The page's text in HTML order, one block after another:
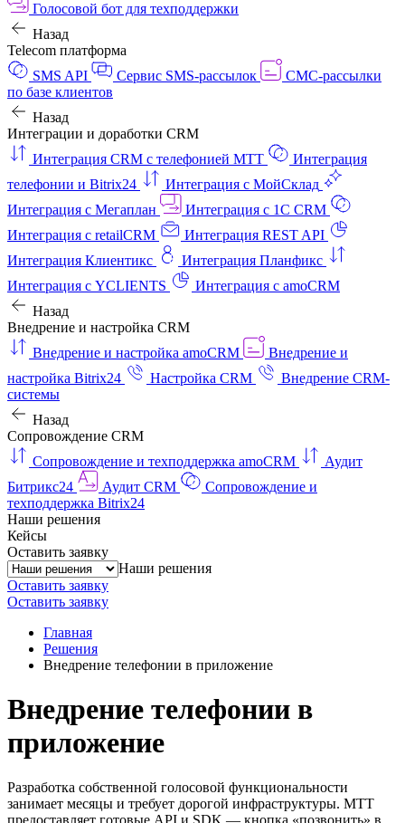
Голосовой бот для техподдержки
Назад
Telecom платформа
SMS API
Сервис SMS-рассылок
СМС-рассылки
по базе клиентов
Назад
Интеграции и доработки CRM
Интеграция CRM с телефонией МТТ
Интеграция
телефонии и Bitrix24
Интеграция с МойСклад
Интеграция с Мегаплан
Интеграция с 1C CRM
Интеграция с retailCRM
Интеграция REST API
Интеграция Клиентикс
Интеграция Планфикс
Интеграция с YCLIENTS
Интеграция с amoCRM
Назад
Внедрение и настройка CRM
Внедрение и настройка amoCRM
Внедрение и
настройка Bitrix24
Настройка CRM
Внедрение CRM-
системы
Назад
Сопровождение CRM
Сопровождение и техподдержка amoCRM
Аудит
Битрикс24
Аудит CRM
Сопровождение и
техподдержка Bitrix24
Наши решения
Кейсы
Оставить заявку
Наши решения
Оставить заявку
Оставить заявку
Главная
Решения
Внедрение телефонии в приложение
Внедрение телефонии в
приложение
Разработка собственной голосовой функциональности
занимает месяцы и требует дорогой инфраструктуры. МТТ
предоставляет готовые API и SDK — кнопка «позвонить» в